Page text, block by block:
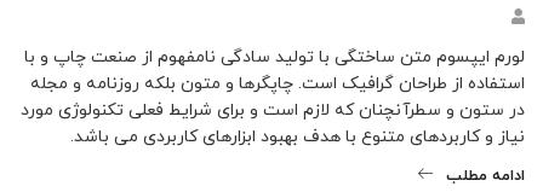
لورم ایپسوم متن ساختگی با تولید سادگی نامفهوم از صنعت چاپ و با
استفاده از طراحان گرافیک است. چاپگرها و متون بلکه روزنامه و مجله
در ستون و سطرآنچنان که لازم است و برای شرایط فعلی تکنولوژی مورد
نیاز و کاربردهای متنوع با هدف بهبود ابزارهای کاربردی می باشد.
ادامه مطلب